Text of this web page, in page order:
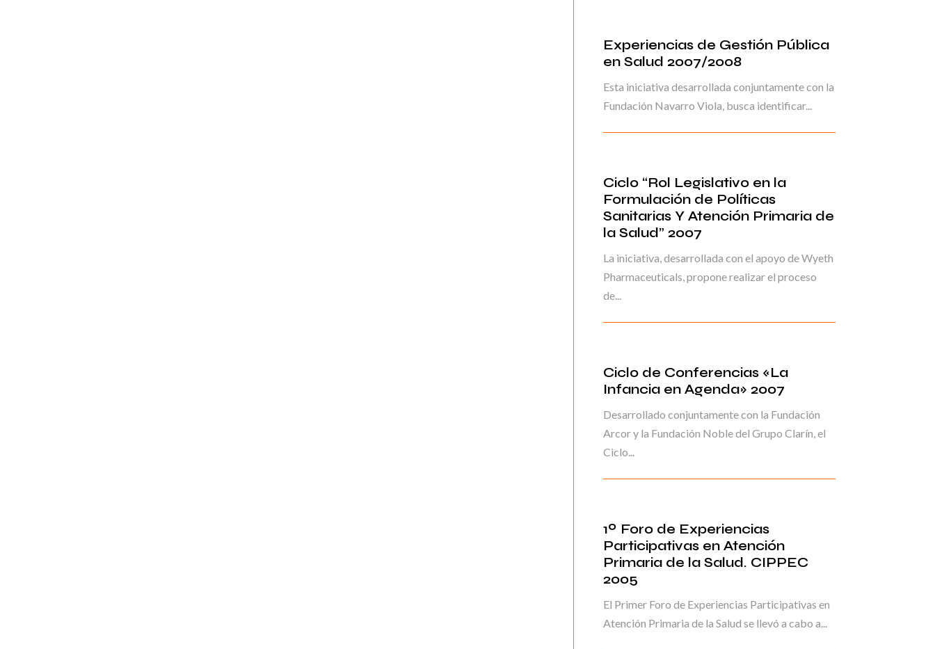
Experiencias de Gestión Pública
en Salud 2007/2008
Esta iniciativa desarrollada conjuntamente con la
Fundación Navarro Viola, busca identificar...
Ciclo “Rol Legislativo en la
Formulación de Políticas
Sanitarias Y Atención Primaria de
la Salud” 2007
La iniciativa, desarrollada con el apoyo de Wyeth
Pharmaceuticals, propone realizar el proceso
de...
Ciclo de Conferencias «La
Infancia en Agenda» 2007
Desarrollado conjuntamente con la Fundación
Arcor y la Fundación Noble del Grupo Clarín, el
Ciclo...
1º Foro de Experiencias
Participativas en Atención
Primaria de la Salud. CIPPEC
2005
El Primer Foro de Experiencias Participativas en
Atención Primaria de la Salud se llevó a cabo a...